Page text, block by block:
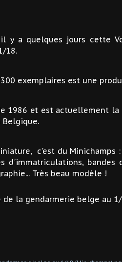
y a quelques jours cette
18.
exemplaires est une
1986 et est actuellement la
c'est du Minichamps
d'immatriculations, bandes
Très beau modèle !
la gendarmerie belge au 1/